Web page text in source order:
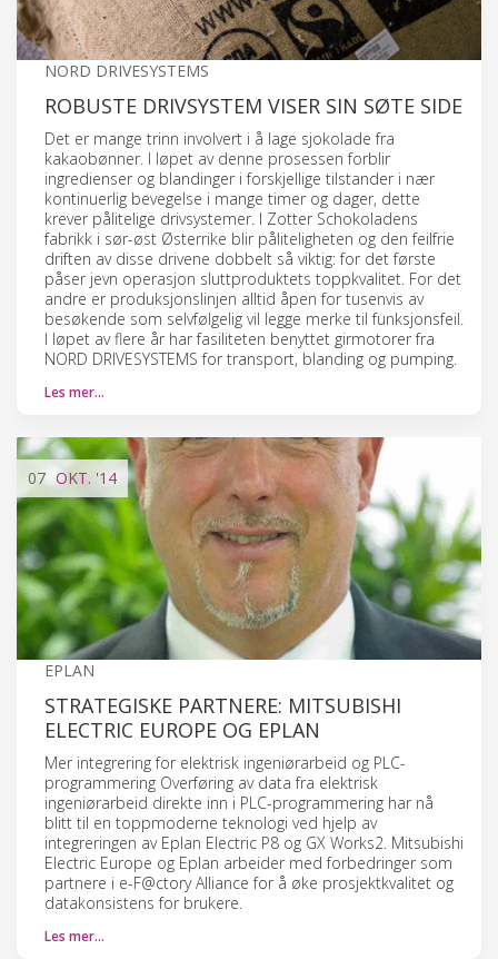
NORD DRIVESYSTEMS
ROBUSTE DRIVSYSTEM VISER SIN SØTE SIDE
Det er mange trinn involvert i å lage sjokolade fra
kakaobønner. I løpet av denne prosessen forblir
ingredienser og blandinger i forskjellige tilstander i nær
kontinuerlig bevegelse i mange timer og dager, dette
krever pålitelige drivsystemer. I Zotter Schokoladens
fabrikk i sør-øst Østerrike blir påliteligheten og den feilfrie
driften av disse drivene dobbelt så viktig: for det første
påser jevn operasjon sluttproduktets toppkvalitet. For det
andre er produksjonslinjen alltid åpen for tusenvis av
besøkende som selvfølgelig vil legge merke til funksjonsfeil.
I løpet av flere år har fasiliteten benyttet girmotorer fra
NORD DRIVESYSTEMS for transport, blanding og pumping.
Les mer…
07 OKT. '14
EPLAN
STRATEGISKE PARTNERE: MITSUBISHI
ELECTRIC EUROPE OG EPLAN
Mer integrering for elektrisk ingeniørarbeid og PLC-
programmering Overføring av data fra elektrisk
ingeniørarbeid direkte inn i PLC-programmering har nå
blitt til en toppmoderne teknologi ved hjelp av
integreringen av Eplan Electric P8 og GX Works2. Mitsubishi
Electric Europe og Eplan arbeider med forbedringer som
partnere i e-F@ctory Alliance for å øke prosjektkvalitet og
datakonsistens for brukere.
Les mer…